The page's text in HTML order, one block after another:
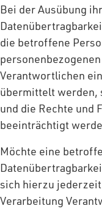
Bei der Ausübung
die betroffene
Verantwortlichen
übermittelt werden,
und die Rechte und
beeinträchtigt
Möchte eine
sich hierzu
Verarbeitung